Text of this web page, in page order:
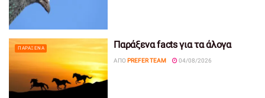
ΠΑΡΆΞΕΝΑ Παράξενα facts για τα άλογα
ΑΠΌ PREFER TEAM 04/08/2026